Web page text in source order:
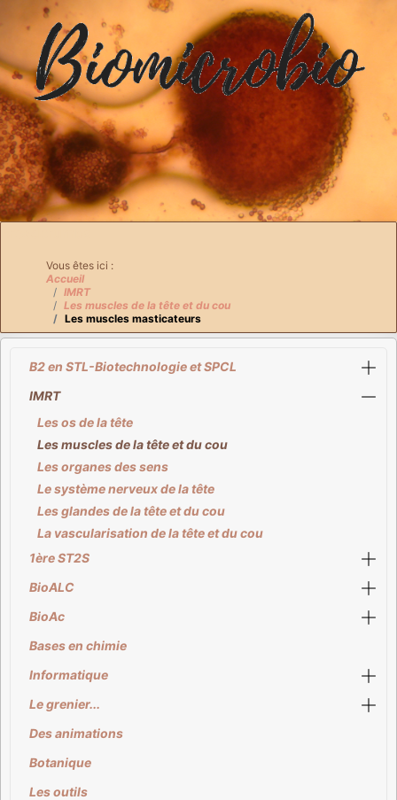
Vous êtes ici :
Accueil
IMRT
Les muscles de la tête et du cou
Les muscles masticateurs
B2 en STL-Biotechnologie et SPCL
IMRT
Les os de la tête
Les muscles de la tête et du cou
Les organes des sens
Le système nerveux de la tête
Les glandes de la tête et du cou
La vascularisation de la tête et du cou
1ère ST2S
BioALC
BioAc
Bases en chimie
Informatique
Le grenier...
Des animations
Botanique
Les outils